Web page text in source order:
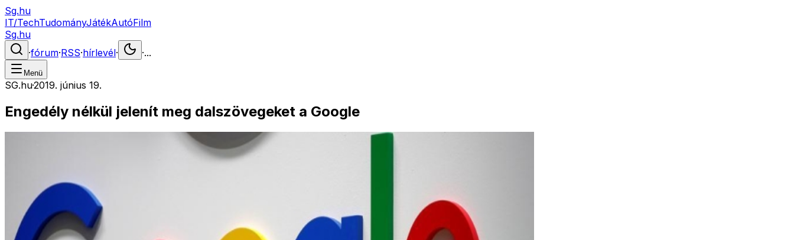
Sg.hu
IT/TechTudományJátékAutóFilm
Sg.hu
·fórum·RSS·hírlevél· ·...
Menü
SG.hu·2019. június 19.
Engedély nélkül jelenít meg dalszövegeket a Google